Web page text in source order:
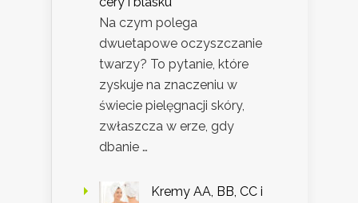
Na czym polega
dwuetapowe oczyszczanie
twarzy? To pytanie, które
zyskuje na znaczeniu w
świecie pielęgnacji skóry,
zwłaszcza w erze, gdy
dbanie …
Kremy AA, BB, CC i